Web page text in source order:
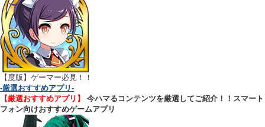
【 度版】ゲーマー必見！！
-厳選おすすめアプリ-
【厳選おすすめアプリ】
今ハマるコンテンツを厳選してご紹介！！スマート
フォン向けおすすめゲームアプリ